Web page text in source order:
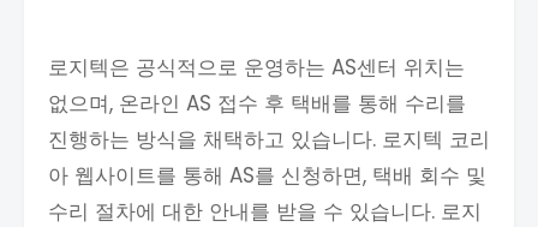
로지텍은 공식적으로 운영하는 AS센터 위치는
없으며, 온라인 AS 접수 후 택배를 통해 수리를
진행하는 방식을 채택하고 있습니다. 로지텍 코리
아 웹사이트를 통해 AS를 신청하면, 택배 회수 및
수리 절차에 대한 안내를 받을 수 있습니다. 로지